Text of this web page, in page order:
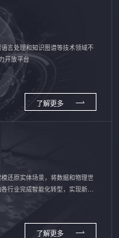
言处理和知识图谱等技术领域不
开放平台
了解更多
还原实体场景，将数据和物理世
行业完成智能化转型，实现新旧
了解更多